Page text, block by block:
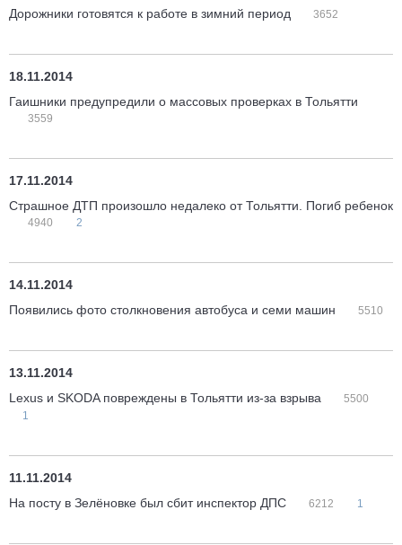
Дорожники готовятся к работе в зимний период
3652
18.11.2014
Гаишники предупредили о массовых проверках в Тольятти
3559
17.11.2014
Страшное ДТП произошло недалеко от Тольятти. Погиб ребенок
4940 2
14.11.2014
Появились фото столкновения автобуса и семи машин
5510
13.11.2014
Lexus и SKODA повреждены в Тольятти из-за взрыва
5500
1
11.11.2014
На посту в Зелёновке был сбит инспектор ДПС
6212 1